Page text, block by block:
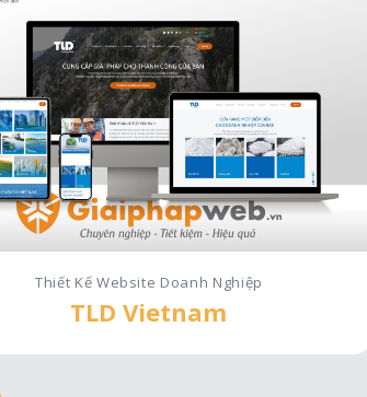
Thiết Kế Website Doanh Nghiệp
TLD Vietnam